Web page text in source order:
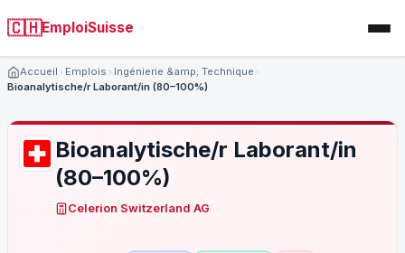
🇨🇭EmploiSuisse
Accueil Emplois
Ingénierie &amp; Technique
Bioanalytische/r Laborant/in (80–100%)
Bioanalytische/r Laborant/in
(80–100%)
Celerion Switzerland AG